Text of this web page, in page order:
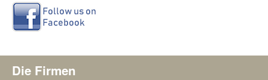
Die Firmen